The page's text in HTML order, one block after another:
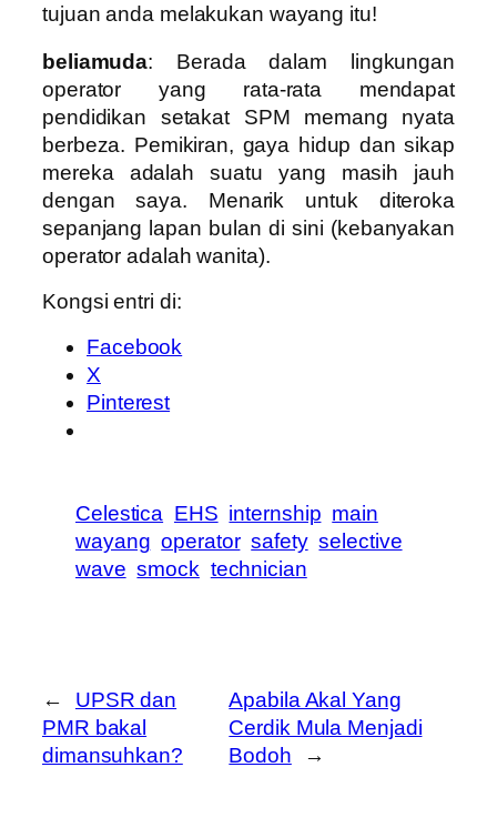
tujuan anda melakukan wayang itu!
beliamuda: Berada dalam lingkungan
operator yang rata-rata mendapat
pendidikan setakat SPM memang nyata
berbeza. Pemikiran, gaya hidup dan sikap
mereka adalah suatu yang masih jauh
dengan saya. Menarik untuk diteroka
sepanjang lapan bulan di sini (kebanyakan
operator adalah wanita).
Kongsi entri di:
Facebook
X
Pinterest
Celestica EHS internship main
wayang operator safety selective
wave smock technician
←
UPSR dan
PMR bakal
dimansuhkan?
Apabila Akal Yang
Cerdik Mula Menjadi
Bodoh
→